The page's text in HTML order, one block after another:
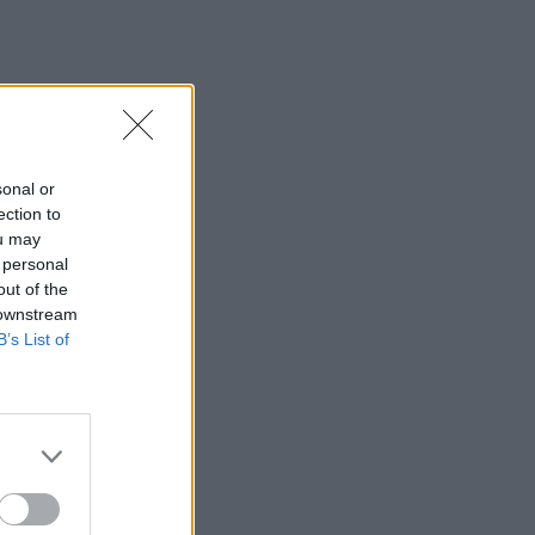
or
to
may
of the
List of
Caravel: Η νέα πολυτέλεια βρίσκεται
στις εμπειρίες που αξίζουν